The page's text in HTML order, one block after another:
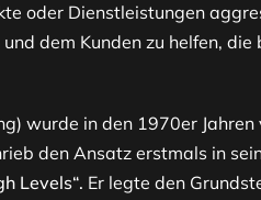
oder Dienstleistungen
dem Kunden zu helfen, die
wurde in den 1970er
den Ansatz erstmals in
Levels“. Er legte den